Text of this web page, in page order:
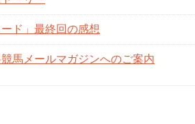
ド」最終回の感想
馬メールマガジンへのご案内